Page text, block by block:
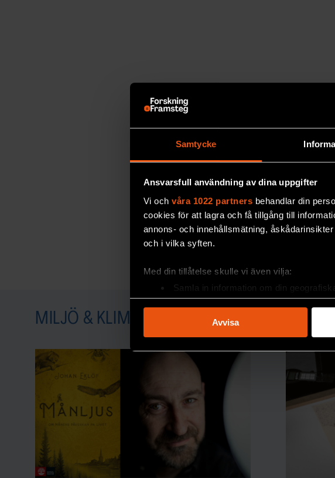
Samtycke
Ansvarsfull användning av dina uppgifter
Vi och våra 1022 partners behandlar din
cookies för att lagra och få tillgång till
annons- och innehållsmätning,
och i vilka syften.
Med din tillåtelse skulle vi även vilja:
Samla in information om din
Identifiera din enhet genom att aktivt
Ta reda på mer om hur dina personliga
Vi använder enhetsidentifierare för att
sociala medier och analysera vår trafik. Vi
till de sociala medier och annons- och
med annan information som du har
Avvisa
MILJÖ & KLIMAT